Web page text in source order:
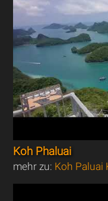
Koh Phaluai
mehr zu: Koh Paluai